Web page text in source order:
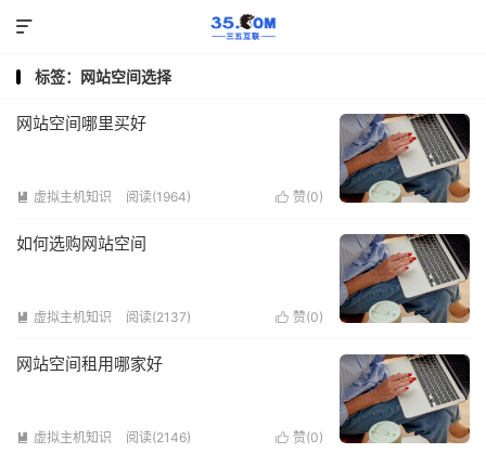

标签：网站空间选择
网站空间哪里买好
 虚拟主机知识 阅读(1964)  赞(0)
如何选购网站空间
 虚拟主机知识 阅读(2137)  赞(0)
网站空间租用哪家好
 虚拟主机知识 阅读(2146)  赞(0)